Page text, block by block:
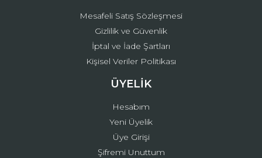
Mesafeli Satış Sözleşmesi
Gizlilik ve Güvenlik
İptal ve İade Şartları
Kişisel Veriler Politikası
ÜYELİK
Hesabım
Yeni Üyelik
Üye Girişi
Şifremi Unuttum